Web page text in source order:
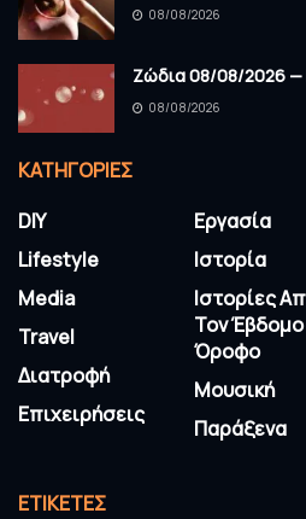
08/08/2026
Ζώδια 08/08/2026 —
08/08/2026
KΑΤΗΓΟΡΊΕΣ
DIY
Lifestyle
Media
Travel
Διατροφή
Επιχειρήσεις
Εργασία
Ιστορία
Ιστορίες
Τον Έβδομο
Όροφο
Μουσική
Παράξενα
ΕΤΙΚΈΤΕΣ